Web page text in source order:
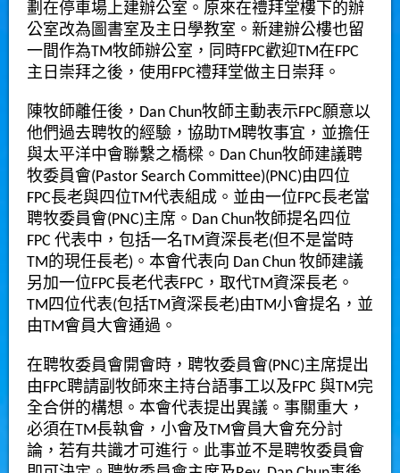
劃在停車場上建辦公室。原來在禮拜堂樓下的辦
公室改為圖書室及主日學教室。新建辦公樓也留
一間作為TM牧師辦公室，同時FPC歡迎TM在FPC
主日崇拜之後，使用FPC禮拜堂做主日崇拜。
陳牧師離任後，Dan Chun牧師主動表示FPC願意以
他們過去聘牧的經驗，協助TM聘牧事宜，並擔任
與太平洋中會聯繫之橋樑。Dan Chun牧師建議聘
牧委員會(Pastor Search Committee)(PNC)由四位
FPC長老與四位TM代表組成。並由一位FPC長老當
聘牧委員會(PNC)主席。Dan Chun牧師提名四位
FPC 代表中，包括一名TM資深長老(但不是當時
TM的現任長老)。本會代表向 Dan Chun 牧師建議
另加一位FPC長老代表FPC，取代TM資深長老。
TM四位代表(包括TM資深長老)由TM小會提名，並
由TM會員大會通過。
在聘牧委員會開會時，聘牧委員會(PNC)主席提出
由FPC聘請副牧師來主持台語事工以及FPC 與TM完
全合併的構想。本會代表提出異議。事關重大，
必須在TM長執會，小會及TM會員大會充分討
論，若有共識才可進行。此事並不是聘牧委員會